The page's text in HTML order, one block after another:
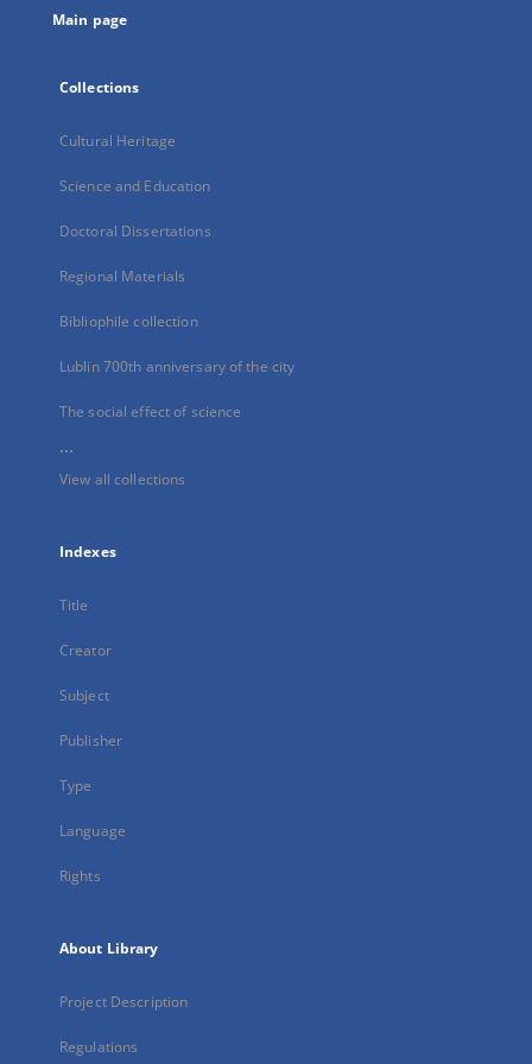
Main page
Collections
Cultural Heritage
Science and Education
Doctoral Dissertations
Regional Materials
Bibliophile collection
Lublin 700th anniversary of the city
The social effect of science
...
View all collections
Indexes
Title
Creator
Subject
Publisher
Type
Language
Rights
About Library
Project Description
Regulations